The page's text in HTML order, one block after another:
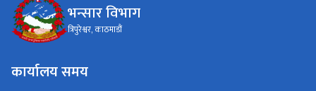
भन्सार विभाग
त्रिपुरेश्वर, काठमाडौं
कार्यालय समय